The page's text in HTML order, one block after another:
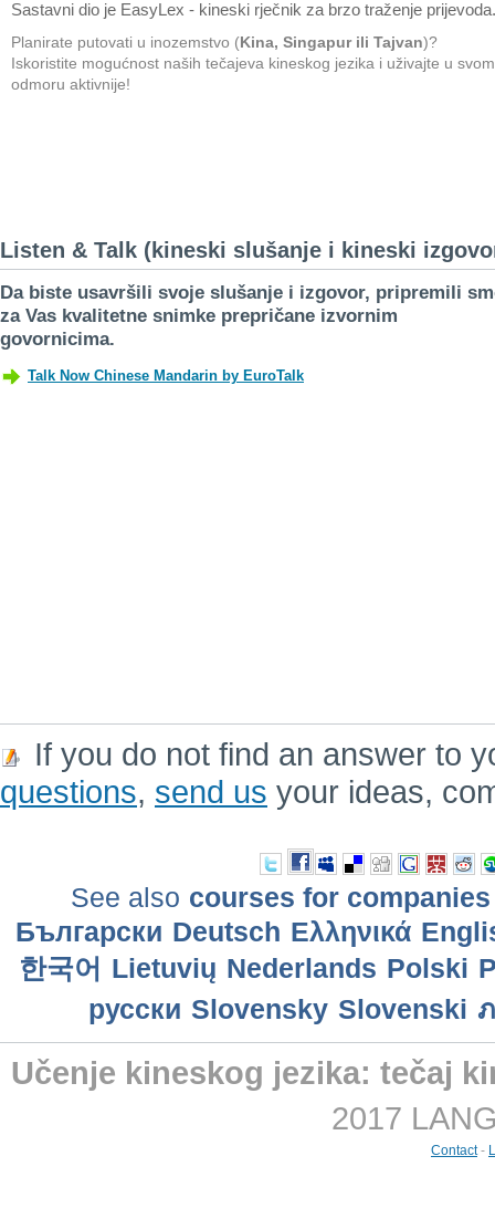
Sastavni dio je EasyLex - kineski rječnik za brzo traženje prijevoda.
Planirate putovati u inozemstvo ( Kina, Singapur ili Tajvan)?
Iskoristite mogućnost naših tečajeva kineskog jezika i uživajte u svom
odmoru aktivnije!
Listen & Talk (kineski slušanje i kineski
Da biste usavršili svoje slušanje i izgovor, pripremili
za Vas kvalitetne snimke prepričane izvornim
govornicima.
If you do not find an answer to
questions, send us your ideas,
See also courses for companies
Български Deutsch Ελληνικά
한국어 Lietuvių Nederlands Polski
русски Slovensky Slovenski
Učenje kineskog jezika: tečaj
2017
Contact-